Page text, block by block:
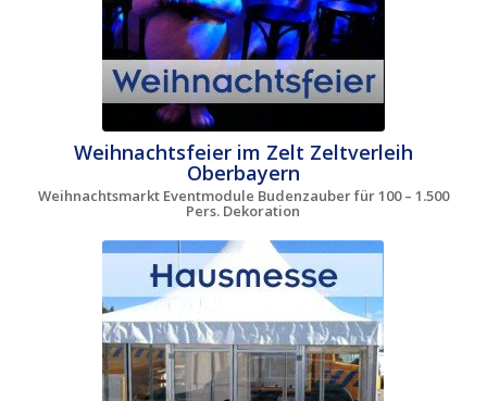
Weihnachtsfeier im Zelt Zeltverleih
Oberbayern
Weihnachtsmarkt Eventmodule Budenzauber für 100 – 1.500
Pers. Dekoration